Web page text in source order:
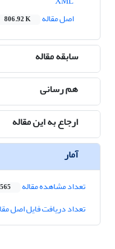
اصل مقاله
806.92 K
سابقه مقاله
هم رسانی
ارجاع به این مقاله
آمار
تعداد مشاهده مقاله 565
تعداد دریافت فایل اصل